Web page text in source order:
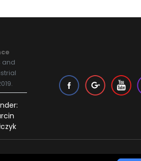
and